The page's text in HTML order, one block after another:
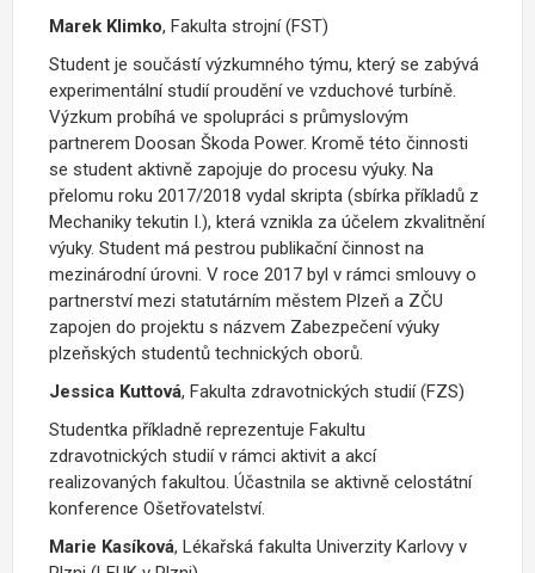
Marek Klimko, Fakulta strojní (FST)
Student je součástí výzkumného týmu, který se zabývá
experimentální studií proudění ve vzduchové turbíně.
Výzkum probíhá ve spolupráci s průmyslovým
partnerem Doosan Škoda Power. Kromě této činnosti
se student aktivně zapojuje do procesu výuky. Na
přelomu roku 2017/2018 vydal skripta (sbírka příkladů z
Mechaniky tekutin I.), která vznikla za účelem zkvalitnění
výuky. Student má pestrou publikační činnost na
mezinárodní úrovni. V roce 2017 byl v rámci smlouvy o
partnerství mezi statutárním městem Plzeň a ZČU
zapojen do projektu s názvem Zabezpečení výuky
plzeňských studentů technických oborů.
Jessica Kuttová, Fakulta zdravotnických studií (FZS)
Studentka příkladně reprezentuje Fakultu
zdravotnických studií v rámci aktivit a akcí
realizovaných fakultou. Účastnila se aktivně celostátní
konference Ošetřovatelství.
Marie Kasíková, Lékařská fakulta Univerzity Karlovy v